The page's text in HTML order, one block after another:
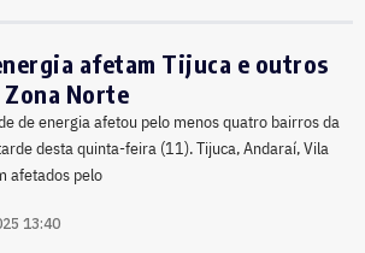
afetam Tijuca e outros
Norte
de energia afetou pelo menos quatro bairros da
desta quinta-feira (11). Tijuca, Andaraí, Vila
afetados pelo
13:40